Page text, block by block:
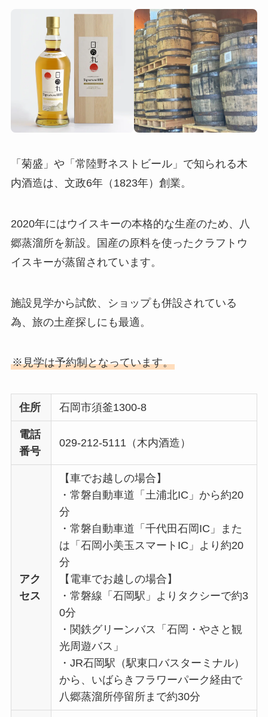
「菊盛」や「常陸野ネストビール」で知られる木
内酒造は、文政6年（1823年）創業。
2020年にはウイスキーの本格的な生産のため、八
郷蒸溜所を新設。国産の原料を使ったクラフトウ
イスキーが蒸留されています。
施設見学から試飲、ショップも併設されている
為、旅の土産探しにも最適。
※見学は予約制となっています。
住所 石岡市須釜1300-8
電話
番号
029-212-5111（木内酒造）
アク
セス
【車でお越しの場合】
・常磐自動車道「土浦北IC」から約20
分
・常磐自動車道「千代田石岡IC」また
は「石岡小美玉スマートIC」より約20
分
【電車でお越しの場合】
・常磐線「石岡駅」よりタクシーで約3
0分
・関鉄グリーンバス「石岡・やさと観
光周遊バス」
・JR石岡駅（駅東口バスターミナル）
から、いばらきフラワーパーク経由で
八郷蒸溜所停留所まで約30分